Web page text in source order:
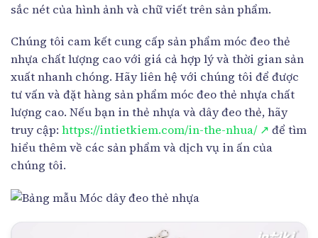
sắc nét của hình ảnh và chữ viết trên sản phẩm.
Chúng tôi cam kết cung cấp sản phẩm móc đeo thẻ
nhựa chất lượng cao với giá cả hợp lý và thời gian sản
xuất nhanh chóng. Hãy liên hệ với chúng tôi để được
tư vấn và đặt hàng sản phẩm móc đeo thẻ nhựa chất
lượng cao. Nếu bạn in thẻ nhựa và dây đeo thẻ, hãy
truy cập: https://intietkiem.com/in-the-nhua/ ↗ để tìm
hiểu thêm về các sản phẩm và dịch vụ in ấn của
chúng tôi.